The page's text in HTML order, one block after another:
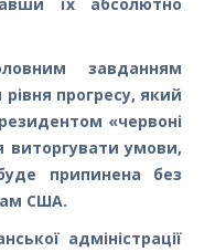
завданням
прогресу, який
«червоні
виторгувати умови,
припинена без
США.
адміністрації